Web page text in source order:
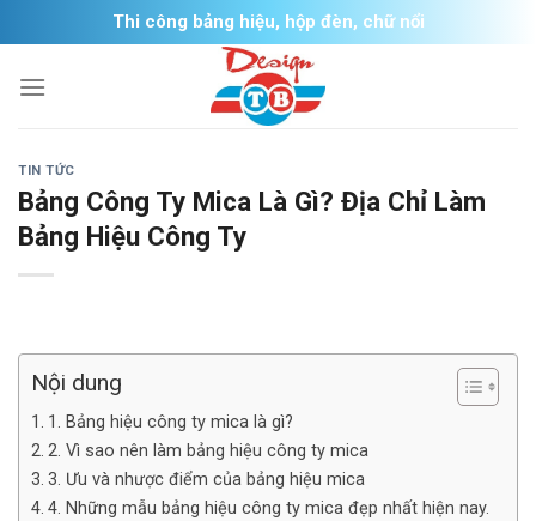
to
content
Thi công bảng hiệu, hộp đèn, chữ nổi
TIN TỨC
Bảng Công Ty Mica Là Gì? Địa Chỉ Làm
Bảng Hiệu Công Ty
Nội dung
1. Bảng hiệu công ty mica là gì?
2. Vì sao nên làm bảng hiệu công ty mica
3. Ưu và nhược điểm của bảng hiệu mica
4. Những mẫu bảng hiệu công ty mica đẹp nhất hiện nay.